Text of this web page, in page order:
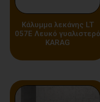
Κάλυμμα λεκάνης LT
057E Λευκό γυαλιστερό
KARAG